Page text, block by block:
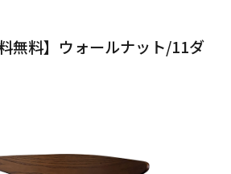
無料】ウォールナット/11ダ